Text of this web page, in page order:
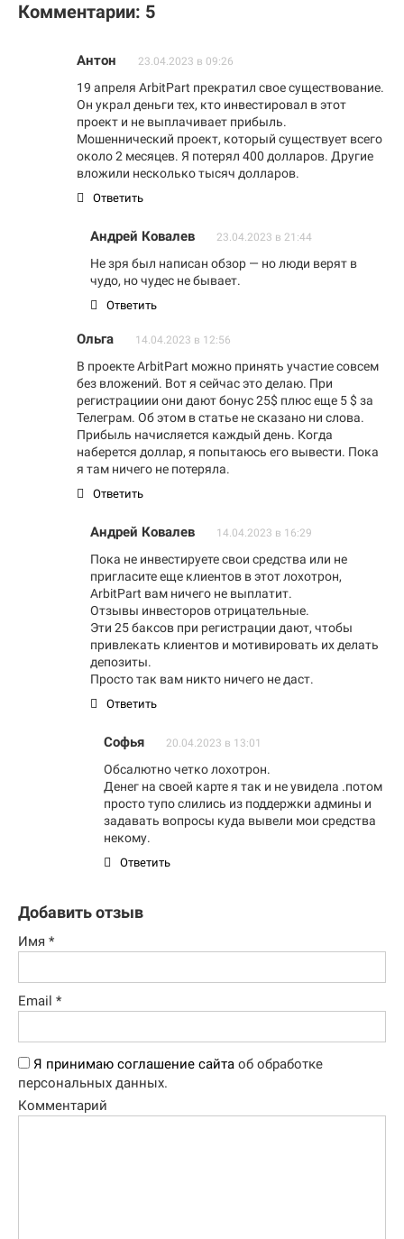
Комментарии: 5
Антон 23.04.2023 в 09:26
19 апреля ArbitPart прекратил свое существование.
Он украл деньги тех, кто инвестировал в этот
проект и не выплачивает прибыль.
Мошеннический проект, который существует всего
около 2 месяцев. Я потерял 400 долларов. Другие
вложили несколько тысяч долларов.
Ответить
Андрей Ковалев 23.04.2023 в 21:44
Не зря был написан обзор — но люди верят в
чудо, но чудес не бывает.
Ответить
Ольга 14.04.2023 в 12:56
В проекте ArbitPart можно принять участие совсем
без вложений. Вот я сейчас это делаю. При
регистрациии они дают бонус 25$ плюс еще 5 $ за
Телеграм. Об этом в статье не сказано ни слова.
Прибыль начисляется каждый день. Когда
наберется доллар, я попытаюсь его вывести. Пока
я там ничего не потеряла.
Ответить
Андрей Ковалев 14.04.2023 в 16:29
Пока не инвестируете свои средства или не
пригласите еще клиентов в этот лохотрон,
ArbitPart вам ничего не выплатит.
Отзывы инвесторов отрицательные.
Эти 25 баксов при регистрации дают, чтобы
привлекать клиентов и мотивировать их делать
депозиты.
Просто так вам никто ничего не даст.
Ответить
Софья 20.04.2023 в 13:01
Обсалютно четко лохотрон.
Денег на своей карте я так и не увидела .потом
просто тупо слились из поддержки админы и
задавать вопросы куда вывели мои средства
некому.
Ответить
Добавить отзыв
Имя *
Email *
Я принимаю соглашение сайта об обработке
персональных данных.
Комментарий